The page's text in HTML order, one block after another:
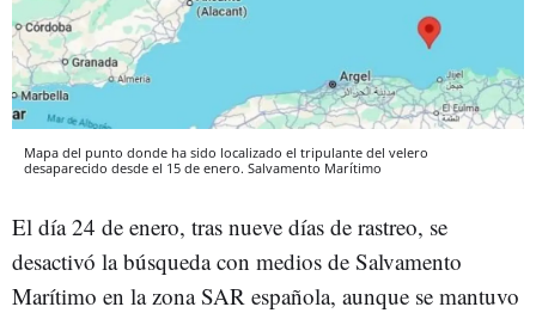
Mapa del punto donde ha sido localizado el tripulante del velero
desaparecido desde el 15 de enero. Salvamento Marítimo
El día 24 de enero, tras nueve días de rastreo, se
desactivó la búsqueda con medios de Salvamento
Marítimo en la zona SAR española, aunque se mantuvo